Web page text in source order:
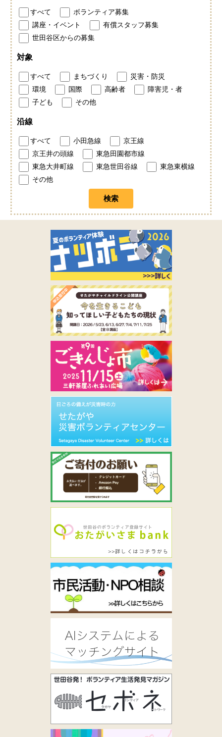
すべて
ボランティア募集
講座・イベント
有償スタッフ募集
世田谷区からの募集
対象
すべて まちづくり
災害・防災
環境
国際 高齢者
障害児・者
子ども
その他
沿線
すべて 小田急線
京王線
京王井の頭線
東急田園都市線
東急大井町線
東急世田谷線
東急東横線
その他